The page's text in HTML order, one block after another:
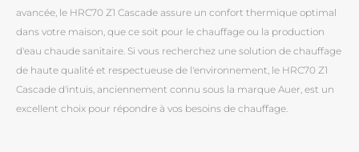
avancée, le HRC70 Z1 Cascade assure un confort thermique optimal
dans votre maison, que ce soit pour le chauffage ou la production
d'eau chaude sanitaire. Si vous recherchez une solution de chauffage
de haute qualité et respectueuse de l'environnement, le HRC70 Z1
Cascade d'intuis, anciennement connu sous la marque Auer, est un
excellent choix pour répondre à vos besoins de chauffage.